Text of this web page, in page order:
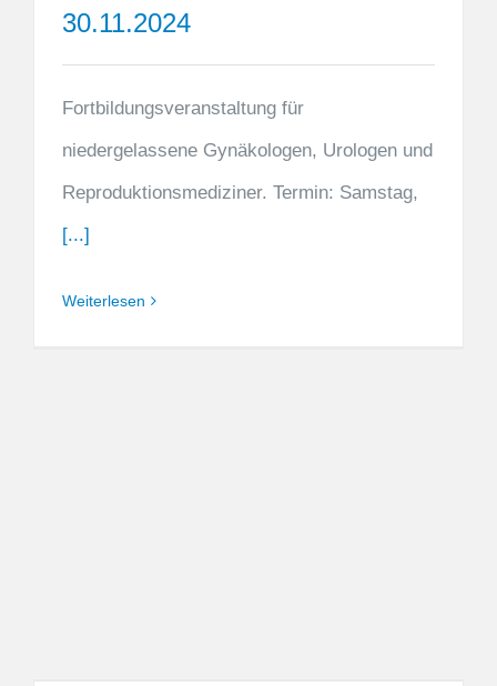
30.11.2024
Fortbildungsveranstaltung für
niedergelassene Gynäkologen, Urologen und
Reproduktionsmediziner. Termin: Samstag,
[...]
Weiterlesen